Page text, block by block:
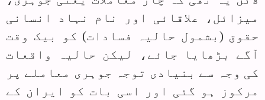
میزائل، علاقائی اور نام نہاد انسانی
حقوق (بشمول حالیہ فسادات) کو بیک وقت
آگے بڑھایا جائے، لیکن حالیہ واقعات
کی وجہ سے بنیادی توجہ جوہری معاملے پر
مرکوز ہو گئی اور اسی بات کو ایران کے